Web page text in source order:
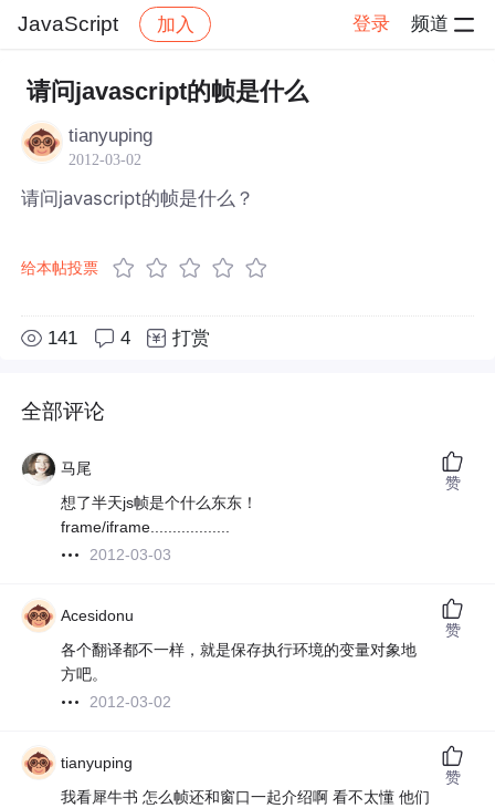
JavaScript 加入 登录 频道
社区 JavaScript 帖子详情
请问javascript的帧是什么
tianyuping
2012-03-02
请问javascript的帧是什么？
给本帖投票
141 4 打赏
全部评论
马尾
想了半天js帧是个什么东东！
frame/iframe..................
2012-03-03
赞
Acesidonu
各个翻译都不一样，就是保存执行环境的变量对象地
方吧。
2012-03-02
赞
tianyuping
我看犀牛书 怎么帧还和窗口一起介绍啊 看不太懂 他们
赞